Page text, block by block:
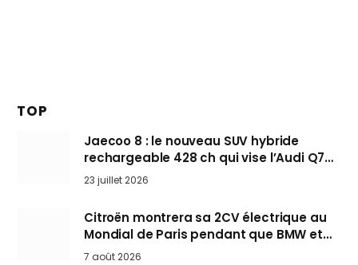
TOP
Jaecoo 8 : le nouveau SUV hybride
rechargeable 428 ch qui vise l’Audi Q7
arrive en Europe cet automne
23 juillet 2026
Citroën montrera sa 2CV électrique au
Mondial de Paris pendant que BMW et
Mini désertent le salon
7 août 2026